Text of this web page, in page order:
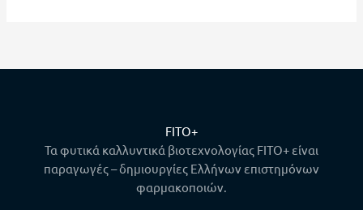
FITO+
Τα φυτικά καλλυντικά βιοτεχνολογίας FITO+ είναι
παραγωγές – δημιουργίες Ελλήνων επιστημόνων
φαρμακοποιών.